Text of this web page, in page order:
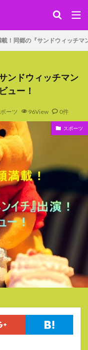
！同郷の『サンドウィッチ
ンドウィッチマン
ュー！
ーツ 96View 0件
スポーツ